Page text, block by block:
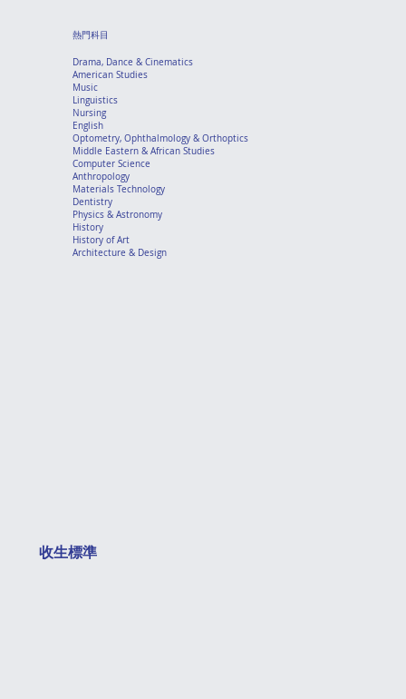
熱門科目
Drama, Dance & Cinematics
American Studies
Music
Linguistics
Nursing
English
Optometry, Ophthalmology & Orthoptics
Middle Eastern & African Studies
Computer Science
Anthropology
Materials Technology
Dentistry
Physics & Astronomy
History
History of Art
Architecture & Design
​收生標準